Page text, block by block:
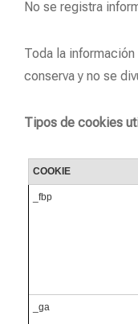
No se registra
Toda la
conserva y no se
Tipos de cookies
COOKIE
_fbp
_ga